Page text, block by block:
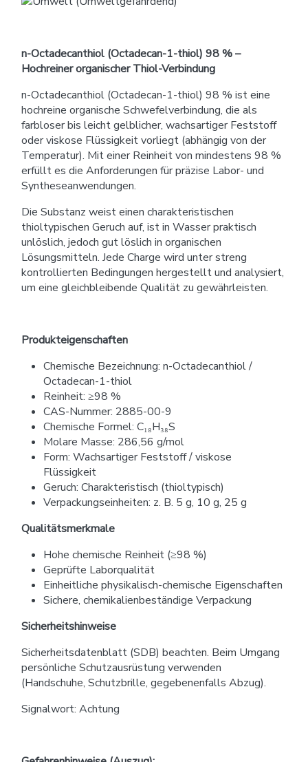
n-Octadecanthiol (Octadecan-1-thiol) 98 % –
Hochreiner organischer Thiol-Verbindung
n-Octadecanthiol (Octadecan-1-thiol) 98 % ist eine
hochreine organische Schwefelverbindung, die als
farbloser bis leicht gelblicher, wachsartiger Feststoff
oder viskose Flüssigkeit vorliegt (abhängig von der
Temperatur). Mit einer Reinheit von mindestens 98 %
erfüllt es die Anforderungen für präzise Labor- und
Syntheseanwendungen.
Die Substanz weist einen charakteristischen
thioltypischen Geruch auf, ist in Wasser praktisch
unlöslich, jedoch gut löslich in organischen
Lösungsmitteln. Jede Charge wird unter streng
kontrollierten Bedingungen hergestellt und analysiert,
um eine gleichbleibende Qualität zu gewährleisten.
Produkteigenschaften
Chemische Bezeichnung: n-Octadecanthiol /
Octadecan-1-thiol
Reinheit: ≥98 %
CAS-Nummer: 2885-00-9
Chemische Formel: C₁₈H₃₈S
Molare Masse: 286,56 g/mol
Form: Wachsartiger Feststoff / viskose
Flüssigkeit
Geruch: Charakteristisch (thioltypisch)
Verpackungseinheiten: z. B. 5 g, 10 g, 25 g
Qualitätsmerkmale
Hohe chemische Reinheit (≥98 %)
Geprüfte Laborqualität
Einheitliche physikalisch-chemische Eigenschaften
Sichere, chemikalienbeständige Verpackung
Sicherheitshinweise
Sicherheitsdatenblatt (SDB) beachten. Beim Umgang
persönliche Schutzausrüstung verwenden
(Handschuhe, Schutzbrille, gegebenenfalls Abzug).
Signalwort: Achtung